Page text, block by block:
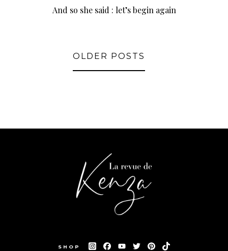
And so she said : let’s begin again
OLDER POSTS
SHOP